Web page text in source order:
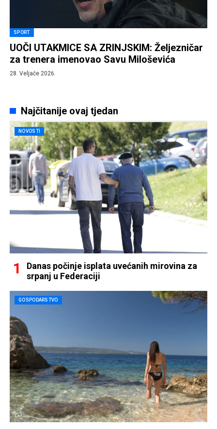
SPORT
UOČI UTAKMICE SA ZRINJSKIM: Željezničar
za trenera imenovao Savu Miloševića
28. Veljače 2026.
Najčitanije ovaj tjedan
NOVOSTI
Danas počinje isplata uvećanih mirovina za
srpanj u Federaciji
GOSPODARSTVO